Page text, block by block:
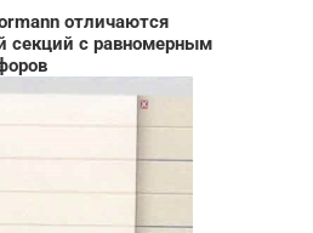
отличаются
секций с равномерным